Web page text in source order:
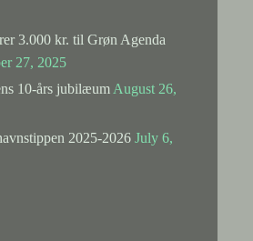
3.000 kr. til Grøn Agenda
27, 2025
10-års jubilæum August 26,
2025-2026 July 6,